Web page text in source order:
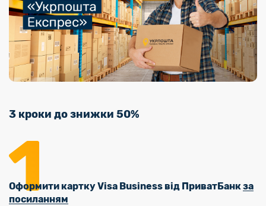
3 кроки до знижки 50%
Оформити картку Visa Business від ПриватБанкза
посиланням